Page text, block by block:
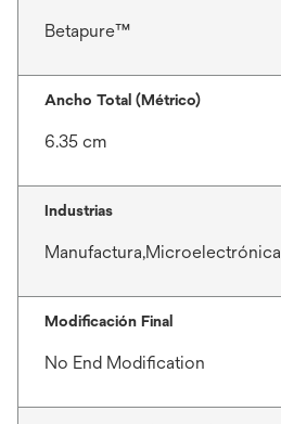
Betapure™
Ancho Total (Métrico)
6.35 cm
Industrias
Manufactura,Microelectrónica
Modificación Final
No End Modification